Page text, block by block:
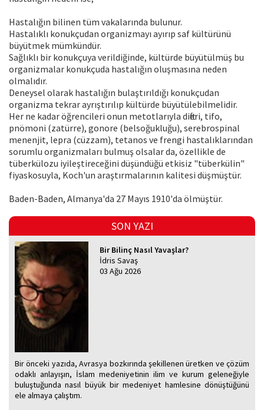
Hastalığın bilinen tüm vakalarında bulunur.
Hastalıklı konukçudan organizmayı ayırıp saf kültürünü
büyütmek mümkündür.
Sağlıklı bir konukçuya verildiğinde, kültürde büyütülmüş bu
organizmalar konukçuda hastalığın oluşmasına neden
olmalıdır.
Deneysel olarak hastalığın bulaştırıldığı konukçudan
organizma tekrar ayrıştırılıp kültürde büyütülebilmelidir.
Her ne kadar öğrencileri onun metotlarıyla difteri, tifo,
pnömoni (zatürre), gonore (belsoğukluğu), serebrospinal
menenjit, lepra (cüzzam), tetanos ve frengi hastalıklarından
sorumlu organizmaları bulmuş olsalar da, özellikle de
tüberkülozu iyileştireceğini düşündüğü etkisiz "tüberkülin"
fiyaskosuyla, Koch'un araştırmalarının kalitesi düşmüştür.
Baden-Baden, Almanya'da 27 Mayıs 1910'da ölmüştür.
SON YAZI
Bir Bilinç Nasıl Yavaşlar?
İdris Savaş
03 Ağu 2026
Bir önceki yazıda, Avrasya bozkırında şekillenen üretken ve çözüm
odaklı anlayışın, İslam medeniyetinin ilim ve kurum geleneğiyle
buluştuğunda nasıl büyük bir medeniyet hamlesine dönüştüğünü
ele almaya çalıştım.